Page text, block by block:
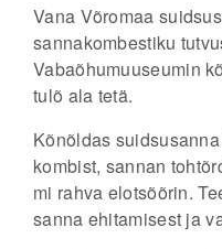
Vana Võromaa
sannakombestiku
Vabaõhumuuseumin
tulõ ala tetä.
Kõnõldas
kombist, sannan
mi rahva elotsõõrin.
sanna ehitamisest ja